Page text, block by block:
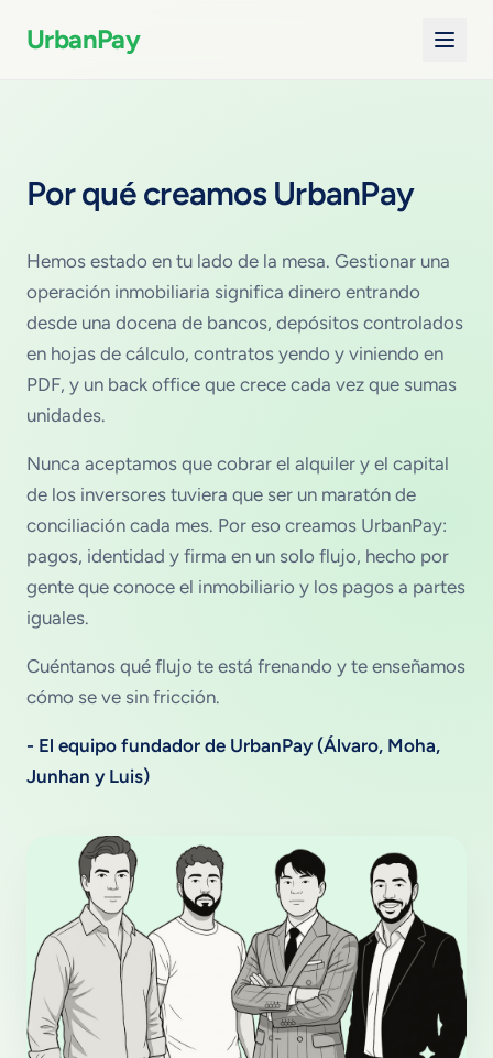
UrbanPay
Por qué creamos UrbanPay
Hemos estado en tu lado de la mesa. Gestionar una
operación inmobiliaria significa dinero entrando
desde una docena de bancos, depósitos controlados
en hojas de cálculo, contratos yendo y viniendo en
PDF, y un back office que crece cada vez que sumas
unidades.
Nunca aceptamos que cobrar el alquiler y el capital
de los inversores tuviera que ser un maratón de
conciliación cada mes. Por eso creamos UrbanPay:
pagos, identidad y firma en un solo flujo, hecho por
gente que conoce el inmobiliario y los pagos a partes
iguales.
Cuéntanos qué flujo te está frenando y te enseñamos
cómo se ve sin fricción.
- El equipo fundador de UrbanPay (Álvaro, Moha,
Junhan y Luis)